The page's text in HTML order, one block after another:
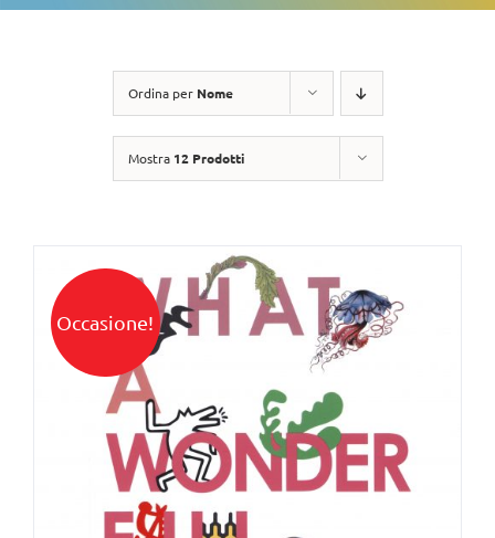
Ordina per Nome
Mostra 12 Prodotti
Occasione!